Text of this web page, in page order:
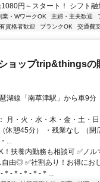
円～スタート！ シフト
業・WワークOK 主婦・主夫歓迎
有資格者歓迎 ブランクOK 交通費
ョップtrip&thingsの
湖線「南草津駅」から車9分
月・火・水・木・金・土・
休憩45分） ・残業なし （閉
...
！扶養内勤務も相談可 ✅ノ
由◎ ✅社割あり！お得にお
‐＊‐＊‐＊‐＊...